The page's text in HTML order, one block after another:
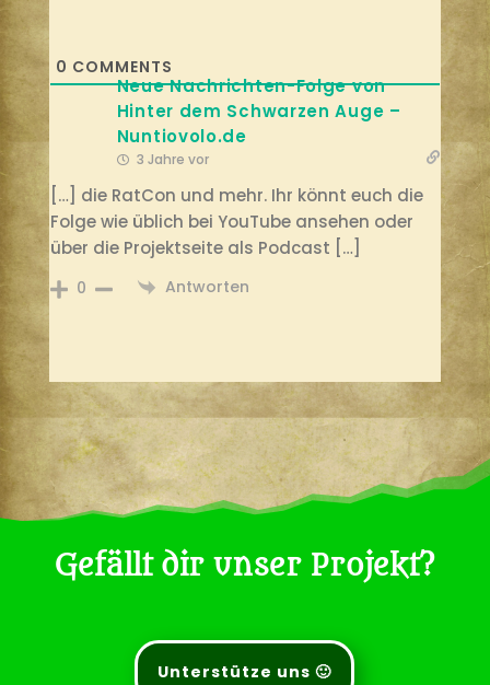
0 COMMENTS
Neue Nachrichten-Folge von
Hinter dem Schwarzen Auge –
Nuntiovolo.de
3 Jahre vor
[…] die RatCon und mehr. Ihr könnt euch die
Folge wie üblich bei YouTube ansehen oder
über die Projektseite als Podcast […]
0 Antworten
Gefällt dir unser Projekt?
Unterstütze uns 🙂